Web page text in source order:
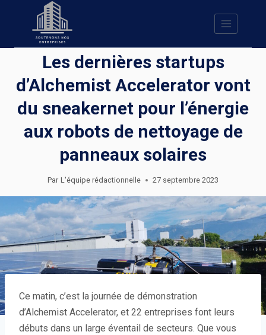
Les dernières startups
d’Alchemist Accelerator vont
du sneakernet pour l’énergie
aux robots de nettoyage de
panneaux solaires
Par L'équipe rédactionnelle 27 septembre 2023
Ce matin, c’est la journée de démonstration
d’Alchemist Accelerator, et 22 entreprises font leurs
débuts dans un large éventail de secteurs. Que vous